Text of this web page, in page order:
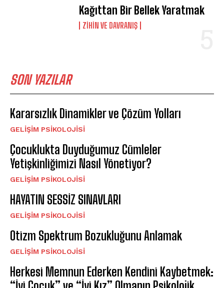
Kağıttan Bir Bellek Yaratmak
⁠ZIHIN VE DAVRANIŞ
SON YAZILAR
Kararsızlık Dinamikler ve Çözüm Yolları
GELIŞIM PSIKOLOJISI
Çocuklukta Duyduğumuz Cümleler
Yetişkinliğimizi Nasıl Yönetiyor?
GELIŞIM PSIKOLOJISI
HAYATIN SESSİZ SINAVLARI
GELIŞIM PSIKOLOJISI
Otizm Spektrum Bozukluğunu Anlamak
GELIŞIM PSIKOLOJISI
Herkesi Memnun Ederken Kendini Kaybetmek: